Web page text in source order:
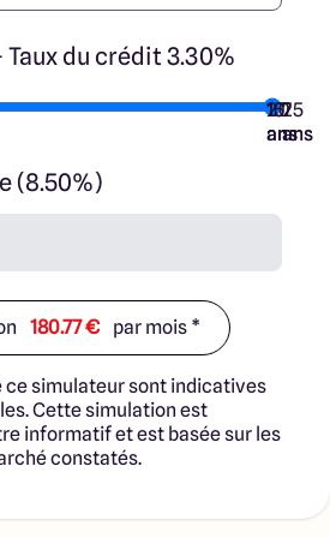
du crédit 3.30%
7
ans
10
ans
15
ans
20
ans
25
ans
(8.50%)
180.77 € par mois *
ce simulateur sont indicatives
Cette simulation est
informatif et est basée sur les
constatés.